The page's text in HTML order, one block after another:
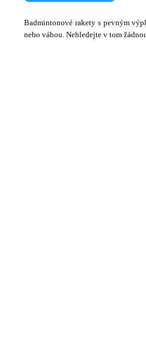
Badmintonové rakety s pevným
nebo váhou. Nehledejte v tom